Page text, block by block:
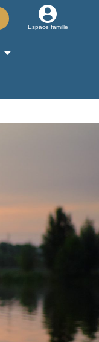
Espace famille